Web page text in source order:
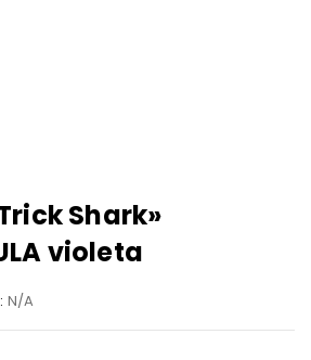
Shark»
violeta
N/A